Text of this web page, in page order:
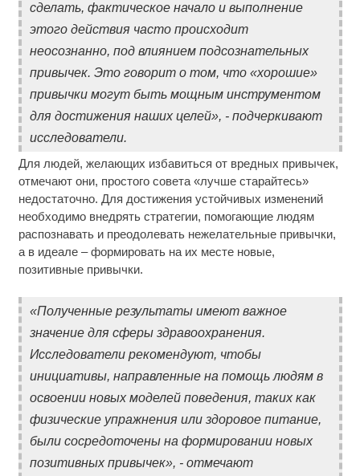
сделать, фактическое начало и выполнение
этого действия часто происходит
неосознанно, под влиянием подсознательных
привычек. Это говорит о том, что «хорошие»
привычки могут быть мощным инструментом
для достижения наших целей», - подчеркивают
исследователи.
Для людей, желающих избавиться от вредных привычек,
отмечают они, простого совета «лучше старайтесь»
недостаточно. Для достижения устойчивых изменений
необходимо внедрять стратегии, помогающие людям
распознавать и преодолевать нежелательные привычки,
а в идеале – формировать на их месте новые,
позитивные привычки.
«Полученные результаты имеют важное
значение для сферы здравоохранения.
Исследователи рекомендуют, чтобы
инициативы, направленные на помощь людям в
освоении новых моделей поведения, таких как
физические упражнения или здоровое питание,
были сосредоточены на формировании новых
позитивных привычек», - отмечают